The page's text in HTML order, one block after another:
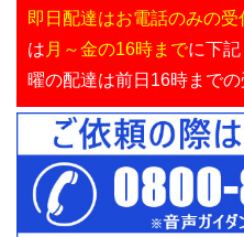
即日配達はお電話のみの受
は 月～金の16時までに下
曜の配達は前日16時までの